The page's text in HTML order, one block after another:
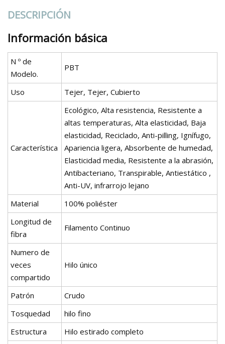
DESCRIPCIÓN
Información básica
N º de
Modelo.
PBT
Uso Tejer, Tejer, Cubierto
Característica
Ecológico, Alta resistencia, Resistente a
altas temperaturas, Alta elasticidad, Baja
elasticidad, Reciclado, Anti-pilling, Ignífugo,
Apariencia ligera, Absorbente de humedad,
Elasticidad media, Resistente a la abrasión,
Antibacteriano, Transpirable, Antiestático ,
Anti-UV, infrarrojo lejano
Material
100% poliéster
Longitud de
fibra
Filamento Continuo
Numero de
veces
compartido
Hilo único
Patrón
Crudo
Tosquedad
hilo fino
Estructura
Hilo estirado completo